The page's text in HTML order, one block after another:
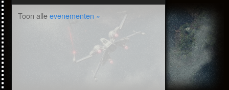
Toon alleevenementen »